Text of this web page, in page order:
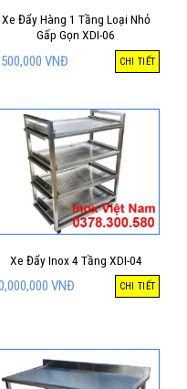
Xe Đẩy Hàng 1 Tầng Loại Nhỏ
Gấp Gọn XDI-06
VNĐ CHI TIẾT
Xe Đẩy Inox 4 Tầng XDI-04
VNĐ CHI TIẾT